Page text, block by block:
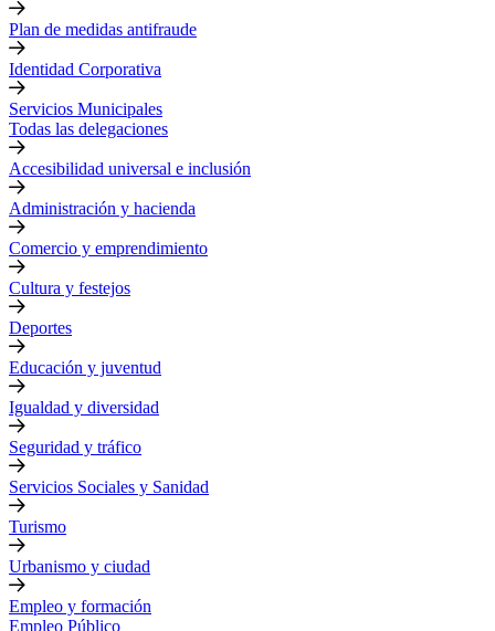
Plan de medidas antifraude
Identidad Corporativa
Servicios Municipales
Todas las delegaciones
Accesibilidad universal e inclusión
Administración y hacienda
Comercio y emprendimiento
Cultura y festejos
Deportes
Educación y juventud
Igualdad y diversidad
Seguridad y tráfico
Servicios Sociales y Sanidad
Turismo
Urbanismo y ciudad
Empleo y formación
Empleo Público